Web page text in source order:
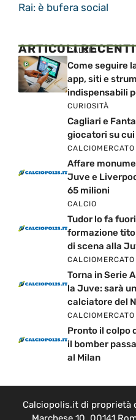
Rai: è bufera social
ARTICOLI RECENTI
CALCIO
Come seguire
app, siti e
indispensabili
CURIOSITÀ
Cagliari e
giocatori su
CALCIOMERCATO
Affare
Juve e
65 milioni
CALCIO
Tudor lo fa
formazione
di scena alla
CALCIOMERCATO
Torna in Serie
la Juve: sarà
calciatore del
CALCIOMERCATO
Pronto il colpo
il bomber
al Milan
Calciopolis.it di proprietà